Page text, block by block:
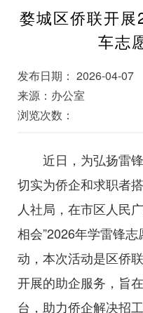
婺城区侨联开
车志
发布日期： 2026-04-07
来源：办公室
浏览次数：
近日， 为弘扬雷
切实为侨企和求职者
人社局，在市区人民
相会”2026年学雷锋
动，本次活动是区侨
开展的助企服务，旨
台，助力侨企解决招